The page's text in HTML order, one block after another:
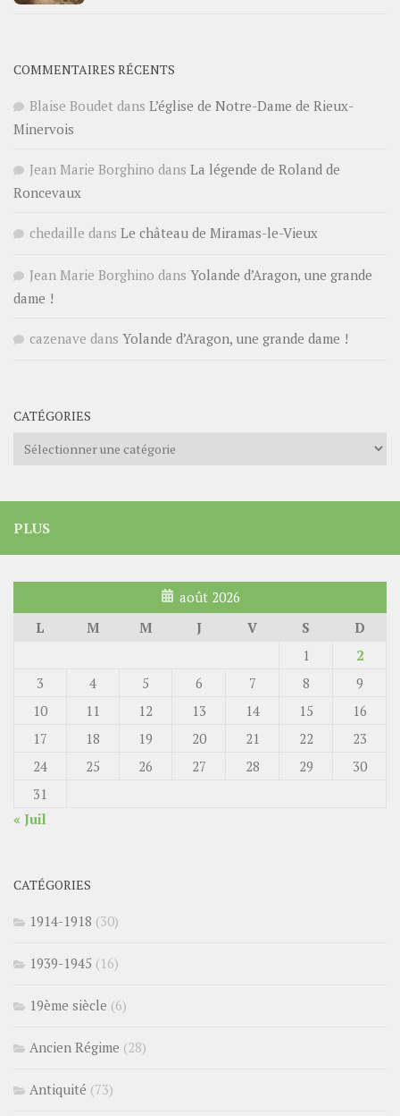
COMMENTAIRES RÉCENTS
Blaise Boudet dans L’église de Notre-Dame de Rieux-
Minervois
Jean Marie Borghino dans La légende de Roland de
Roncevaux
chedaille dans Le château de Miramas-le-Vieux
Jean Marie Borghino dans Yolande d’Aragon, une grande
dame !
cazenave dans Yolande d’Aragon, une grande dame !
CATÉGORIES
Catégories
PLUS
août 2026
L
M M J V S
D
1
2
3
4 5 6 7 8
9
10
11 12 13 14 15
16
17
18 19 20 21 22
23
24
25 26 27 28 29
30
31
« Juil
CATÉGORIES
1914-1918 (30)
1939-1945 (16)
19ème siècle (6)
Ancien Régime (28)
Antiquité (73)